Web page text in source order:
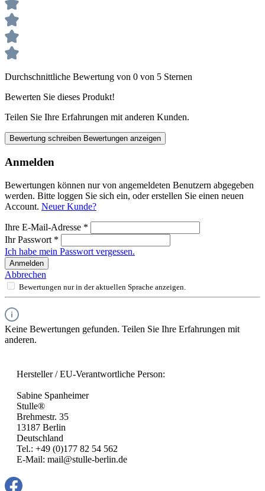
Durchschnittliche Bewertung von 0 von 5 Sternen
Bewerten Sie dieses Produkt!
Teilen Sie Ihre Erfahrungen mit anderen Kunden.
Bewertung schreiben Bewertungen anzeigen
Anmelden
Bewertungen können nur von angemeldeten Benutzern abgegeben
werden. Bitte loggen Sie sich ein, oder erstellen Sie einen neuen
Account. Neuer Kunde?
Ihre E-Mail-Adresse *
Ihr Passwort *
Ich habe mein Passwort vergessen.
Anmelden
Abbrechen
Bewertungen nur in der aktuellen Sprache anzeigen.
Keine Bewertungen gefunden. Teilen Sie Ihre Erfahrungen mit
anderen.
Hersteller / EU-Verantwortliche Person:
Sabine Spanheimer
Stulle®
Brehmestr. 35
13187 Berlin
Deutschland
Tel.: +49 (0)177 82 54 562
E-Mail: mail@stulle-berlin.de